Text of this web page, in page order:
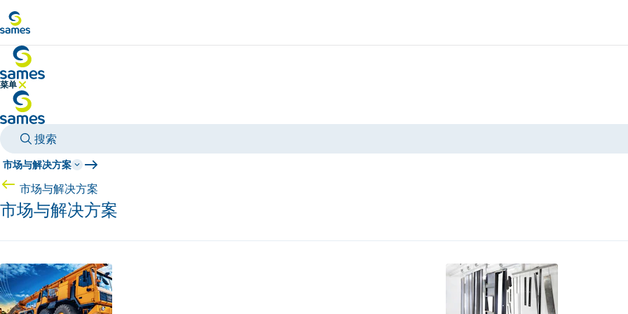
菜单
隐藏菜单
搜索
市场与解决方案
市场与解决方案
市场与解决方案